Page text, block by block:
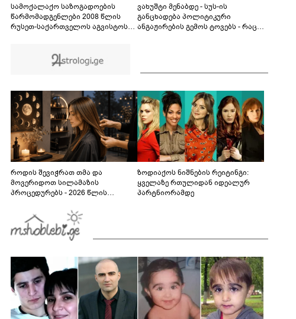
სამოქალაქო საზოგადოების
წარმომადგენლები 2008 წლის
რუსეთ-საქართველოს აგვისტოს
განცხადებას ავრცელებენ
ვახუშტი მენაბდე - სუს-ის
განცხადება პოლიტიკური
ანგაჟირების გემოს ტოვებს - რაც
როდის შევიჭრათ თმა და
მოვერიდოთ სილამაზის
პროცედურებს - 2026 წლის
გზამკვლევი
ზოდიაქოს ნიშნების რეიტინგი:
ყველაზე რთულიდან იდეალურ
პარტნიორამდე